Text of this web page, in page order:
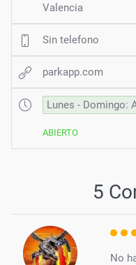
Valencia
Sin telefono
parkapp.com
Lunes - Domingo:
ABIERTO
5
No